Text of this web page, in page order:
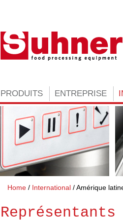
PRODUITS ENTREPRISE
Home International Amérique